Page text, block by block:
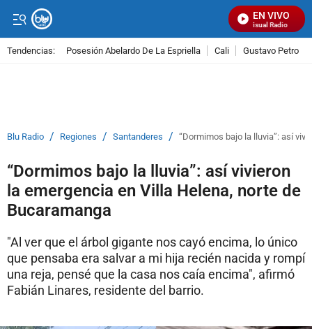
EN VIVO
Señal Visual Radio
Tendencias: Posesión Abelardo De La Espriella Cali Gustavo Petro
Blu Radio / Regiones / Santanderes / “Dormimos bajo la lluvia”: así
“Dormimos bajo la lluvia”: así vivieron
la emergencia en Villa Helena, norte de
Bucaramanga
"Al ver que el árbol gigante nos cayó encima, lo único
que pensaba era salvar a mi hija recién nacida y rompí
una reja, pensé que la casa nos caía encima", afirmó
Fabián Linares, residente del barrio.